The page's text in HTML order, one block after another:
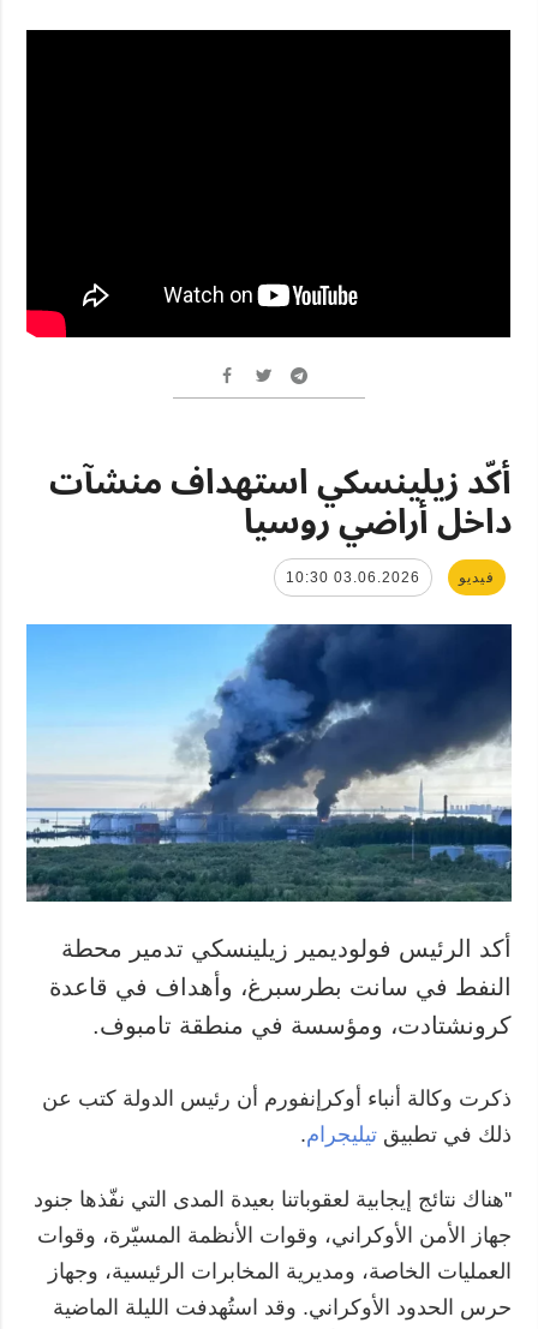
أكّد زيلينسكي استهداف منشآت
داخل أراضي روسيا
فيديو 03.06.2026 10:30
أكد الرئيس فولوديمير زيلينسكي تدمير محطة
النفط في سانت بطرسبرغ، وأهداف في قاعدة
كرونشتادت، ومؤسسة في منطقة تامبوف.
ذكرت وكالة أنباء أوكرإنفورم أن رئيس الدولة كتب عن
ذلك في تطبيقتيليجرام.
"هناك نتائج إيجابية لعقوباتنا بعيدة المدى التي نفّذها جنود
جهاز الأمن الأوكراني، وقوات الأنظمة المسيّرة، وقوات
العمليات الخاصة، ومديرية المخابرات الرئيسية، وجهاز
حرس الحدود الأوكراني. وقد استُهدفت الليلة الماضية